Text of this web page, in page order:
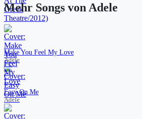
Mehr Songs von Adele
Make You Feel My Love
Adele
Easy On Me
Adele